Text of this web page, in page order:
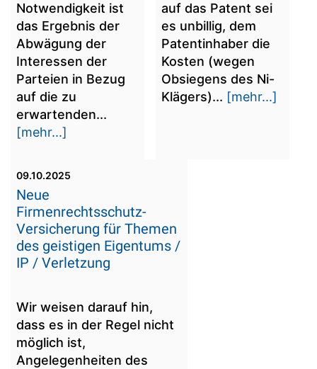
Notwendigkeit ist
das Ergebnis der
Abwägung der
Interessen der
Parteien in Bezug
auf die zu
erwartenden...
[mehr...]
auf das Patent sei
es unbillig, dem
Patentinhaber die
Kosten (wegen
Obsiegens des Ni-
Klägers)... [mehr...]
09.10.2025
Neue
Firmenrechtsschutz-
Versicherung für Themen
des geistigen Eigentums /
IP / Verletzung
Wir weisen darauf hin,
dass es in der Regel nicht
möglich ist,
Angelegenheiten des